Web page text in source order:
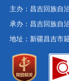
主办：昌吉回族自
承办：昌吉回族自
地址：新疆昌吉市